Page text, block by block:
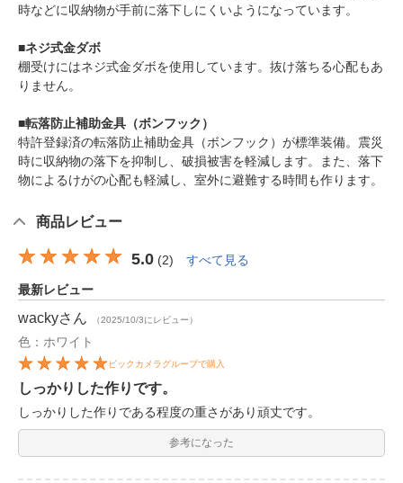
時などに収納物が手前に落下しにくいようになっています。
■ネジ式金ダボ
棚受けにはネジ式金ダボを使用しています。抜け落ちる心配もあ
りません。
■転落防止補助金具（ボンフック）
特許登録済の転落防止補助金具（ボンフック）が標準装備。震災
時に収納物の落下を抑制し、破損被害を軽減します。また、落下
物によるけがの心配も軽減し、室外に避難する時間も作ります。
商品レビュー
5.0 (2) すべて見る
最新レビュー
wackyさん （2025/10/3にレビュー）
色：ホワイト
ビックカメラグループで購入
しっかりした作りです。
しっかりした作りである程度の重さがあり頑丈です。
参考になった